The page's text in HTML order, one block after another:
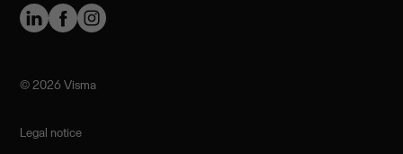
©️ 2026 Visma
Legal notice